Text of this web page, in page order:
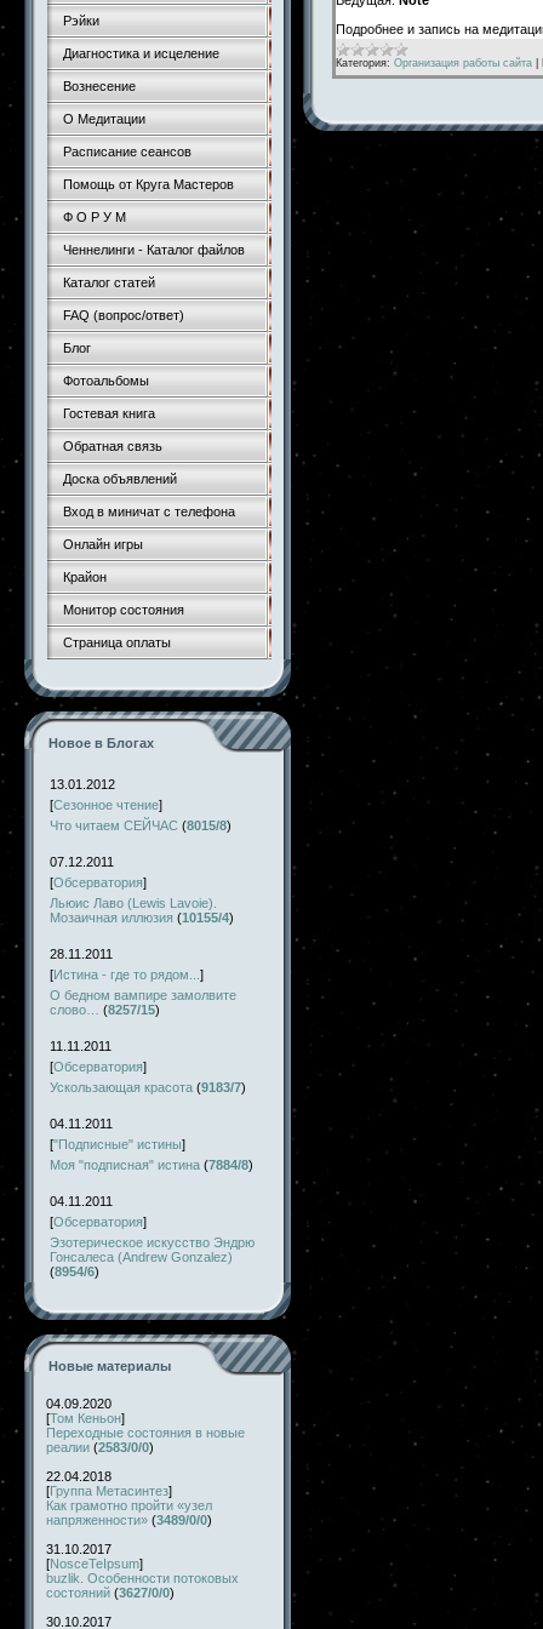
Рэйки
Диагностика и исцеление
Вознесение
О Медитации
Расписание сеансов
Помощь от Круга Мастеров
Ф О Р У М
Ченнелинги - Каталог файлов
Каталог статей
FAQ (вопрос/ответ)
Блог
Фотоальбомы
Гостевая книга
Обратная связь
Доска объявлений
Вход в миничат с телефона
Онлайн игры
Крайон
Монитор состояния
Страница оплаты
Новое в Блогах
13.01.2012
[Сезонное чтение]
Что читаем СЕЙЧАС (8015/8)
07.12.2011
[Обсерватория]
Льюис Лаво (Lewis Lavoie).
Мозаичная иллюзия (10155/4)
28.11.2011
[Истина - где то рядом... ]
О бедном вампире замолвите
слово…
(8257/15)
11.11.2011
[Обсерватория]
Ускользающая красота (9183/7)
04.11.2011
["Подписные" истины]
Моя "подписная" истина (7884/8)
04.11.2011
[Обсерватория]
Эзотерическое искусство Эндрю
Гонсалеса (Andrew Gonzalez)
(8954/6)
Новые материалы
04.09.2020
[Том Кеньон]
Переходные состояния в новые
реалии (2583/0/0)
22.04.2018
[Группа Метасинтез]
Как грамотно пройти «узел
напряженности» (3489/0/0)
31.10.2017
[NosceTeIpsum]
buzlik. Особенности потоковых
состояний (3627/0/0)
30.10.2017
Подробнее и запись на
Категория: Организация работы сайта